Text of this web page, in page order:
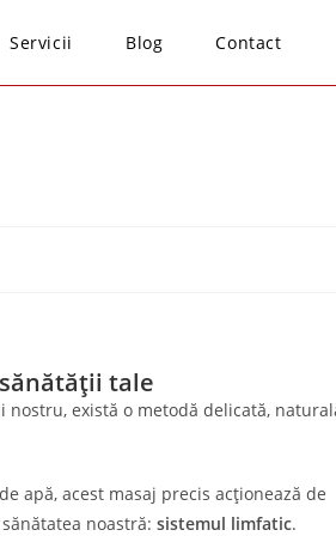
Servicii Blog Contact
tale
există o metodă delicată,
apă, acest masaj precis acționează de
noastră: sistemul limfatic.